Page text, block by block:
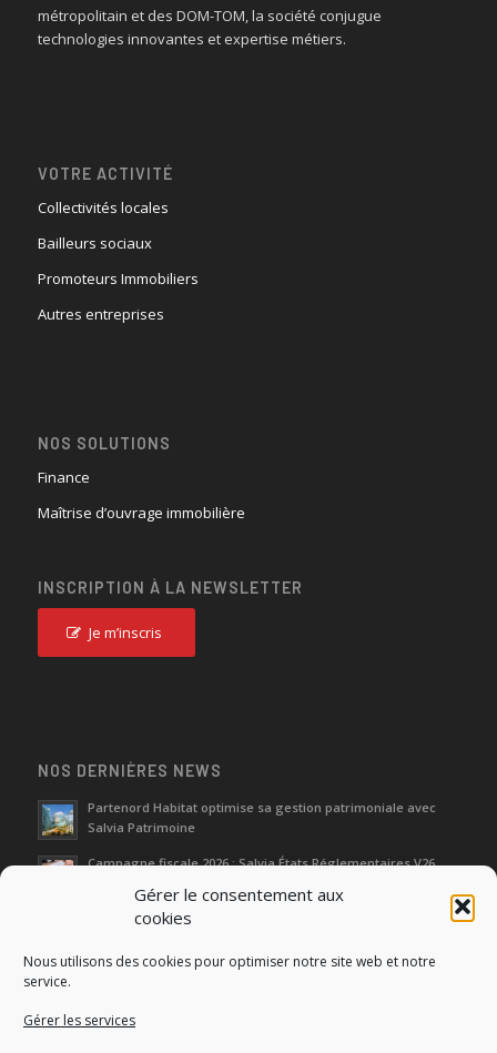
Gérer le consentement aux
cookies
Nous utilisons des cookies pour optimiser notre site web et notre
service.
Gérer les services
métropolitain et des DOM-TOM, la société conjugue
technologies innovantes et expertise métiers.
VOTRE ACTIVITÉ
Collectivités locales
Bailleurs sociaux
Promoteurs Immobiliers
Autres entreprises
NOS SOLUTIONS
Finance
Maîtrise d’ouvrage immobilière
INSCRIPTION À LA NEWSLETTER
Je m’inscris
NOS DERNIÈRES NEWS
Partenord Habitat optimise sa gestion patrimoniale avec
Salvia Patrimoine
Campagne fiscale 2026 : Salvia États Réglementaires V26
Journées d‘Étude de l’Immobilier 2026
Salon SIMI 2025 : entre héritage et renaissance
Séminaire Actualités Réglementaires et Fiscales 2025